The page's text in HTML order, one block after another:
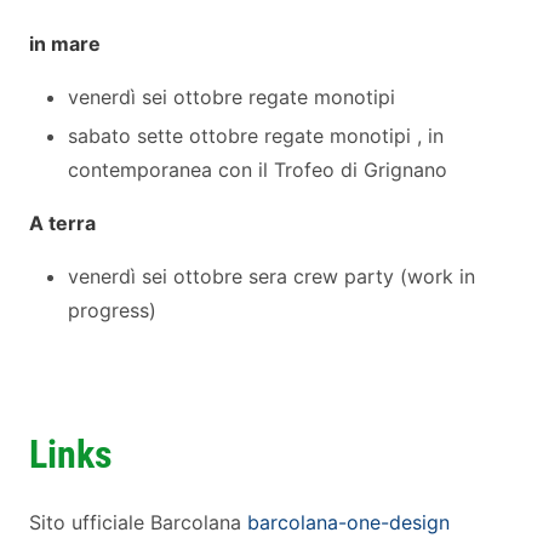
in mare
venerdì sei ottobre regate monotipi
sabato sette ottobre regate monotipi , in
contemporanea con il Trofeo di Grignano
A terra
venerdì sei ottobre sera crew party (work in
progress)
Links
Sito ufficiale Barcolana barcolana-one-design